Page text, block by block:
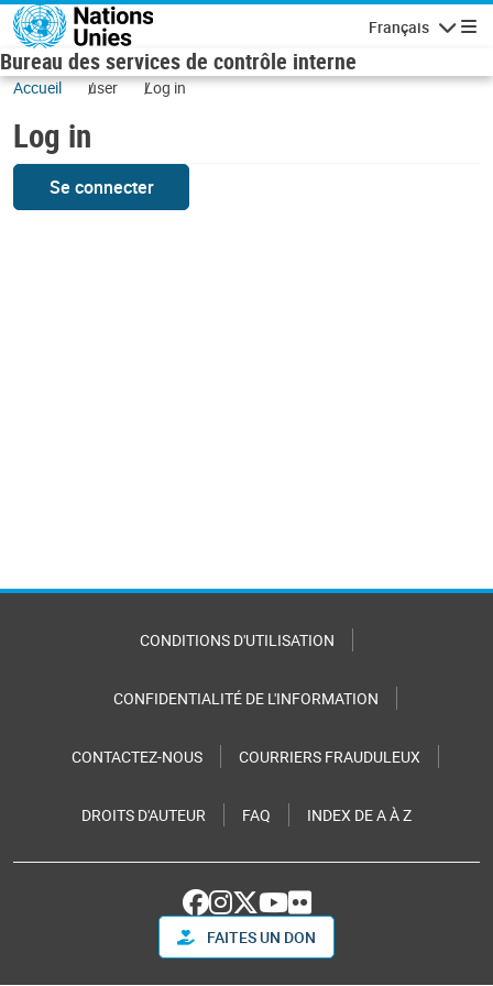
Skip to main content
Français
Bureau des services de contrôle interne
Accueil user Log in
Log in
Se connecter
CONDITIONS D'UTILISATION
CONFIDENTIALITÉ DE L'INFORMATION
CONTACTEZ-NOUS COURRIERS FRAUDULEUX
DROITS D'AUTEUR FAQ INDEX DE A À Z
FAITES UN DON